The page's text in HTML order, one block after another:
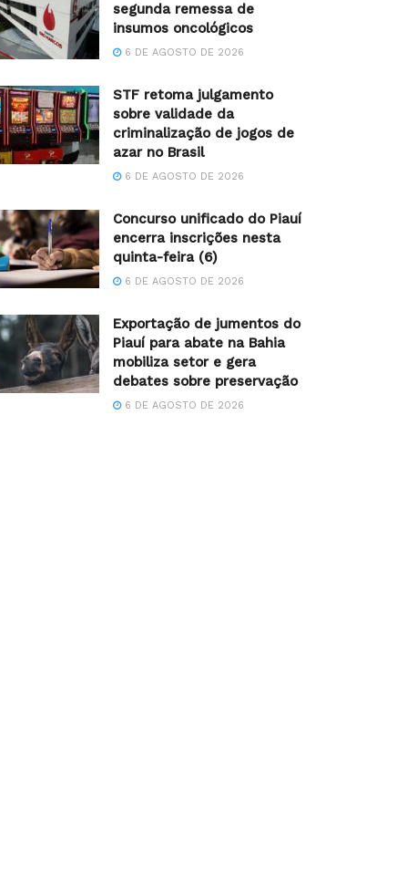
segunda remessa de
insumos oncológicos
6 DE AGOSTO DE 2026
STF retoma julgamento
sobre validade da
criminalização de jogos de
azar no Brasil
6 DE AGOSTO DE 2026
Concurso unificado do Piauí
encerra inscrições nesta
quinta-feira (6)
6 DE AGOSTO DE 2026
Exportação de jumentos do
Piauí para abate na Bahia
mobiliza setor e gera
debates sobre preservação
6 DE AGOSTO DE 2026